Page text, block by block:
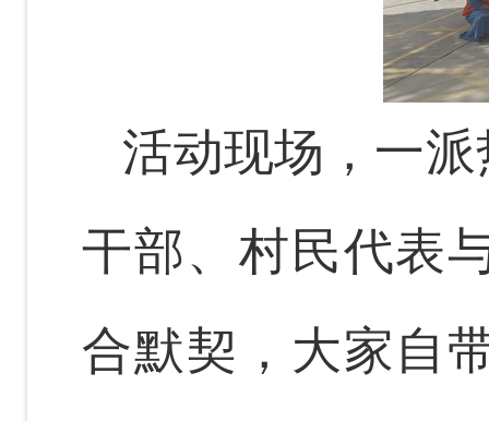
活动现场，一
干部、村民代表
合默契，大家自